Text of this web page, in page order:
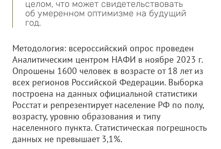
целом, что может свидетельствовать
об умеренном оптимизме на будущий
год.
Методология: всероссийский опрос проведен
Аналитическим центром НАФИ в ноябре 2023 г.
Опрошены 1600 человек в возрасте от 18 лет из
всех регионов Российской Федерации. Выборка
построена на данных официальной статистики
Росстат и репрезентирует население РФ по полу,
возрасту, уровню образования и типу
населенного пункта. Статистическая погрешность
данных не превышает 3,1%.